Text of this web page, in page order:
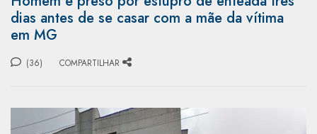
dias antes de se casar com a mãe da vítima
em MG
(36) COMPARTILHAR